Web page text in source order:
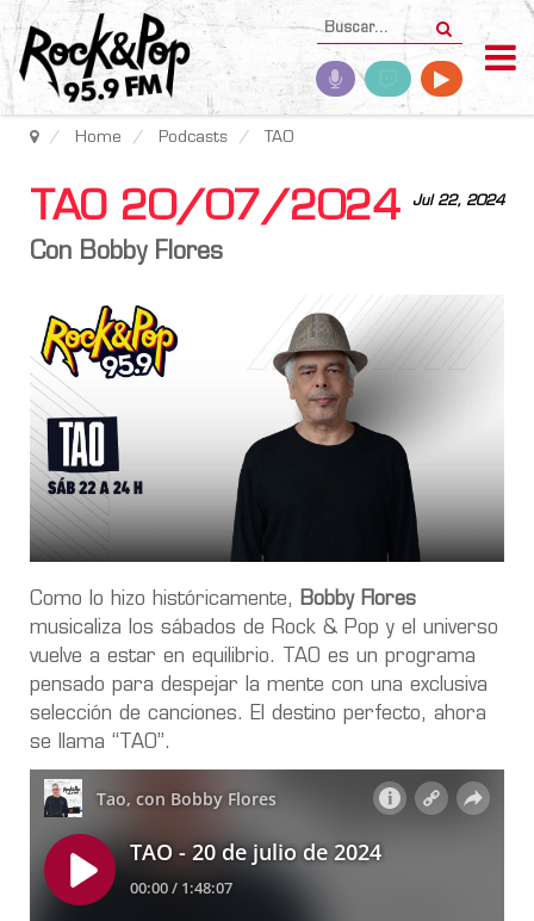
Home Podcasts TAO
Jul 22, 2024
TAO 20/07/2024
Con Bobby Flores
Como lo hizo históricamente,
Bobby Flores
musicaliza los sábados de Rock & Pop y el universo
vuelve a estar en equilibrio. TAO es un programa
pensado para despejar la mente con una exclusiva
selección de canciones. El destino perfecto, ahora
se llama “TAO”.